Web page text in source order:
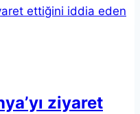
ziyaret